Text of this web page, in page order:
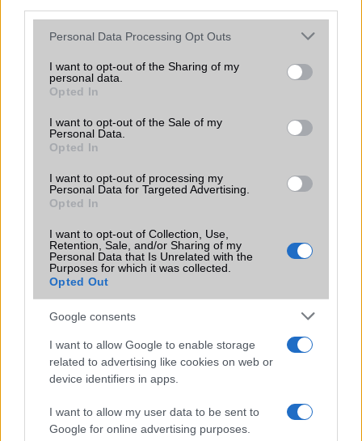
Please note that this website/app uses one or more Google
not limited to your visit or usage behaviour. You may click to
grant or deny consent to Google and its third-party tags to
use your data for below specified purposes in below Google
consent section.
Personal Data Processing Opt Outs
I want to opt-out of the Sharing of my
personal data.
Opted In
I want to opt-out of the Sale of my
Personal Data.
Opted In
I want to opt-out of processing my
Personal Data for Targeted Advertising.
Opted In
I want to opt-out of Collection, Use,
Retention, Sale, and/or Sharing of my
Personal Data that Is Unrelated with the
Purposes for which it was collected.
Opted Out
Google consents
I want to allow Google to enable storage
related to advertising like cookies on web or
device identifiers in apps.
I want to allow my user data to be sent to
Google for online advertising purposes.
2026.08.09| Android Police
nyomós okunk van mindkettőt feltelepíteni.
Változások előtt: közeleg a One UI 8 Watch és a Wear OS 6
Galaxy Watch 8 vagy Pixel Watch 3 – Melyik okosóra a jobb
választás?
Minden, amit a Samsung One UI 8.5 újításairól tudni
érdemes
Galaxy Watch 4: egyes felhasználók még mindig nem
kapták meg a One UI 8 frissítést
Brutális árzuhanás: ennyiért még sosem volt ilyen olcsó a
Galaxy Watch felhasználók gyorsabb akkumulátor